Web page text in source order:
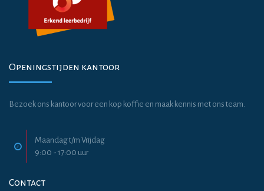
Openingstijden kantoor
Bezoek ons kantoor voor een kop koffie en maak kennis met ons team.
Maandag t/m Vrijdag
9:00 - 17:00 uur
Contact